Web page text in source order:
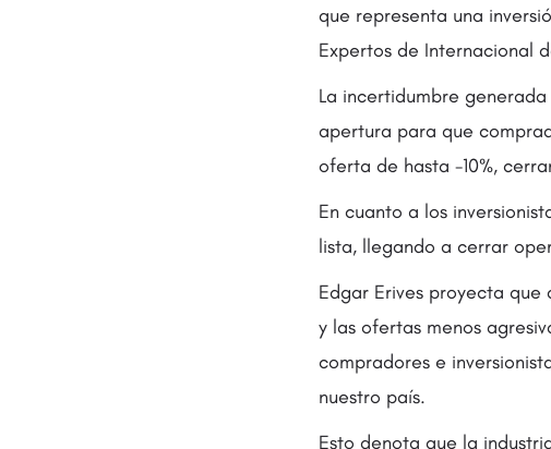
que representa una
Expertos de Internacional
La incertidumbre
apertura para que
oferta de hasta -10%,
En cuanto a los
lista, llegando a cerrar
Edgar Erives proyecta
y las ofertas menos
compradores e
nuestro país.
Esto denota que la